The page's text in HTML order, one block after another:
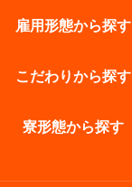
雇用形態から探す
こだわりから探す
寮形態から探す